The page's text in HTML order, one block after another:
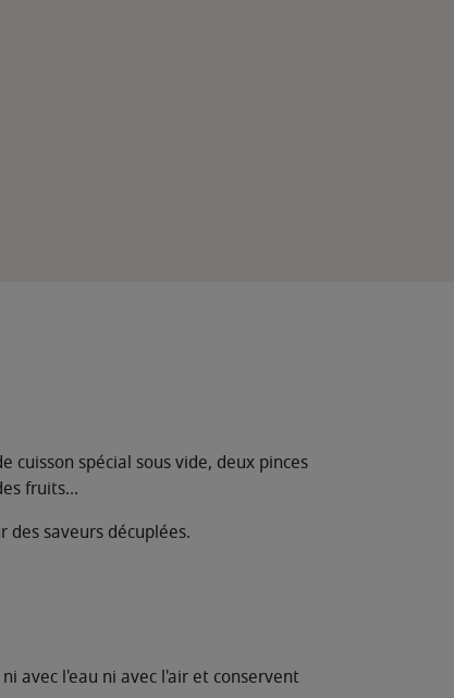
cuisson spécial sous vide, deux pinces
fruits...
saveurs décuplées.
avec l'eau ni avec l'air et conservent